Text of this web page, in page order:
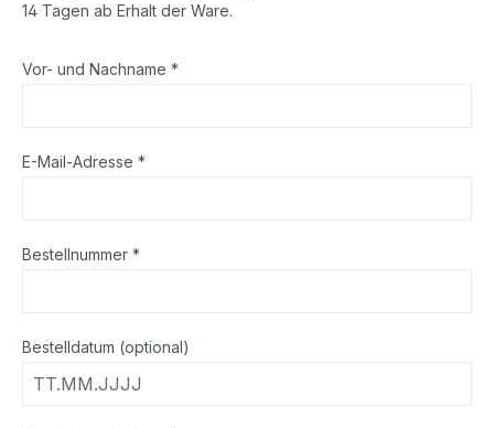
14 Tagen ab Erhalt der Ware.
Vor- und Nachname *
E-Mail-Adresse *
Bestellnummer *
Bestelldatum (optional)